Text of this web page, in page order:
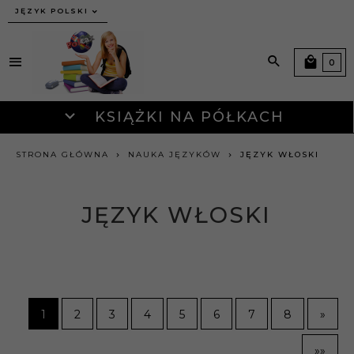
JĘZYK POLSKI
KSIĄŻKI NA PÓŁKACH
0
STRONA GŁÓWNA NAUKA JĘZYKÓW JĘZYK WŁOSKI
JĘZYK WŁOSKI
1 2 3 4 5 6 7 8 »
»»